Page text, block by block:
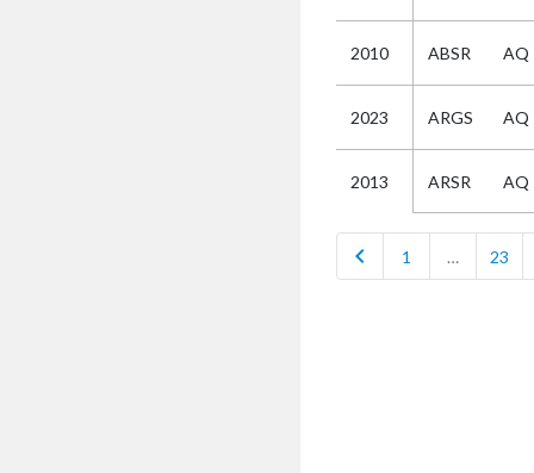
2010 ABSR AQ
2023 ARGS AQ
2013 ARSR AQ
chevron_left 1 … 23